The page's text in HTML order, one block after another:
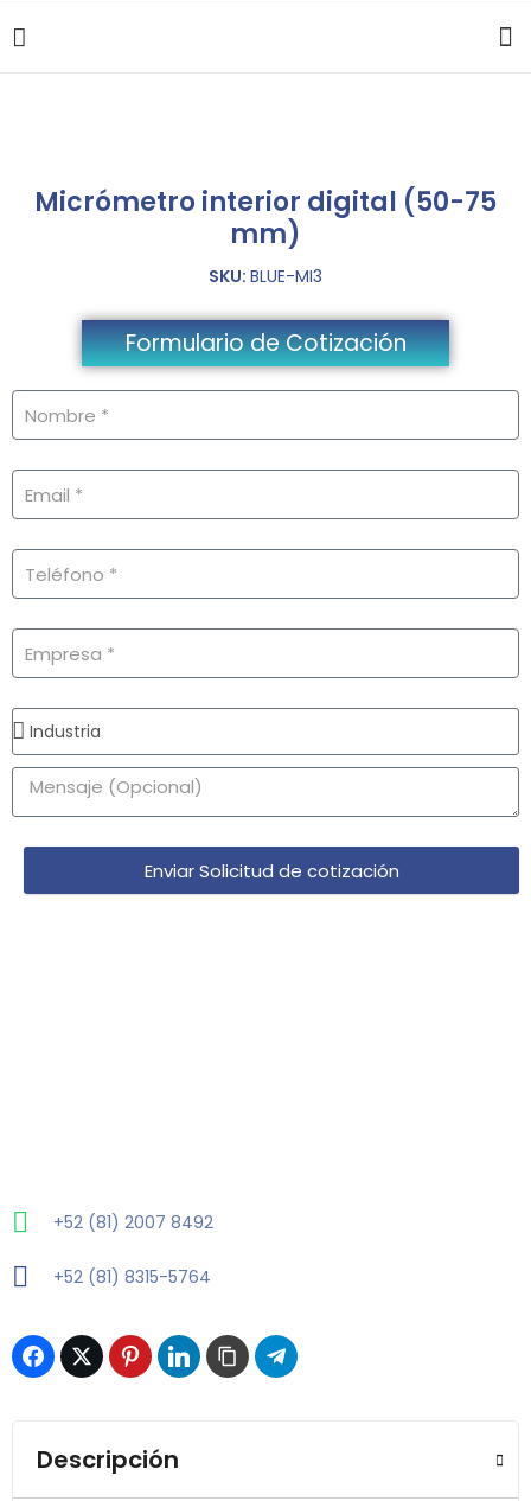
Micrómetro interior digital (50-75
mm)
SKU: BLUE-MI3
Formulario de Cotización
Enviar Solicitud de cotización
+52 (81) 2007 8492
+52 (81) 8315-5764
Descripción